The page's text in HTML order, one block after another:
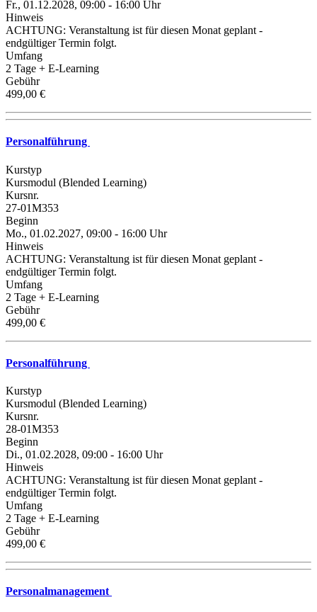
Fr., 01.12.2028, 09:00 - 16:00 Uhr
Hinweis
ACHTUNG: Veranstaltung ist für diesen Monat geplant -
endgültiger Termin folgt.
Umfang
2 Tage + E-Learning
Gebühr
499,00 €
Personalführung
Kurstyp
Kursmodul (Blended Learning)
Kursnr.
27-01M353
Beginn
Mo., 01.02.2027, 09:00 - 16:00 Uhr
Hinweis
ACHTUNG: Veranstaltung ist für diesen Monat geplant -
endgültiger Termin folgt.
Umfang
2 Tage + E-Learning
Gebühr
499,00 €
Personalführung
Kurstyp
Kursmodul (Blended Learning)
Kursnr.
28-01M353
Beginn
Di., 01.02.2028, 09:00 - 16:00 Uhr
Hinweis
ACHTUNG: Veranstaltung ist für diesen Monat geplant -
endgültiger Termin folgt.
Umfang
2 Tage + E-Learning
Gebühr
499,00 €
Personalmanagement